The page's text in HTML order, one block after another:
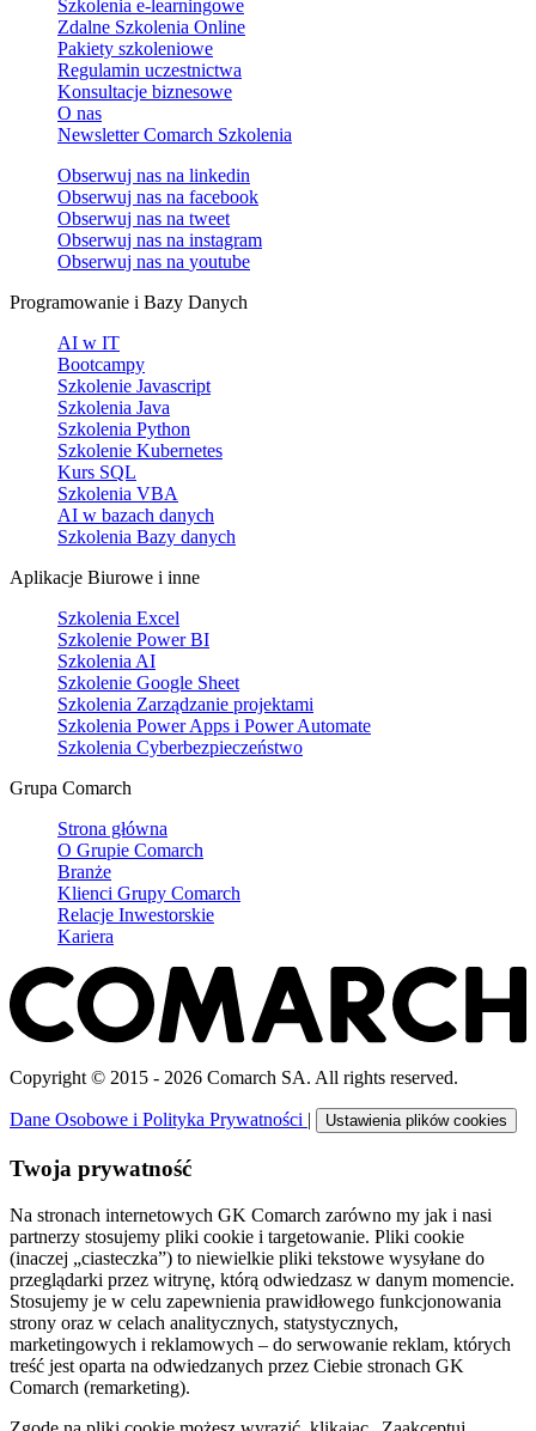
Szkolenia e-learningowe
Zdalne Szkolenia Online
Pakiety szkoleniowe
Regulamin uczestnictwa
Konsultacje biznesowe
O nas
Newsletter Comarch Szkolenia
Obserwuj nas na linkedin
Obserwuj nas na facebook
Obserwuj nas na tweet
Obserwuj nas na instagram
Obserwuj nas na youtube
Programowanie i Bazy Danych
AI w IT
Bootcampy
Szkolenie Javascript
Szkolenia Java
Szkolenia Python
Szkolenie Kubernetes
Kurs SQL
Szkolenia VBA
AI w bazach danych
Szkolenia Bazy danych
Aplikacje Biurowe i inne
Szkolenia Excel
Szkolenie Power BI
Szkolenia AI
Szkolenie Google Sheet
Szkolenia Zarządzanie projektami
Szkolenia Power Apps i Power Automate
Szkolenia Cyberbezpieczeństwo
Grupa Comarch
Strona główna
O Grupie Comarch
Branże
Klienci Grupy Comarch
Relacje Inwestorskie
Kariera
Copyright © 2015 - 2026 Comarch SA. All rights reserved.
Dane Osobowe i Polityka Prywatności Ustawienia plików cookies
Twoja prywatność
Na stronach internetowych GK Comarch zarówno my jak i nasi
partnerzy stosujemy pliki cookie i targetowanie. Pliki cookie
(inaczej „ciasteczka”) to niewielkie pliki tekstowe wysyłane do
przeglądarki przez witrynę, którą odwiedzasz w danym momencie.
Stosujemy je w celu zapewnienia prawidłowego funkcjonowania
strony oraz w celach analitycznych, statystycznych,
marketingowych i reklamowych – do serwowanie reklam, których
treść jest oparta na odwiedzanych przez Ciebie stronach GK
Comarch (remarketing).